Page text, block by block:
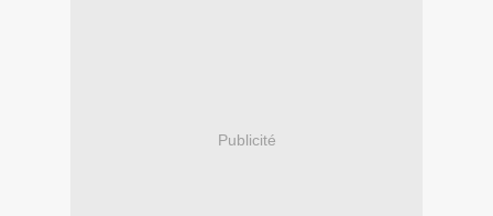
Publicité